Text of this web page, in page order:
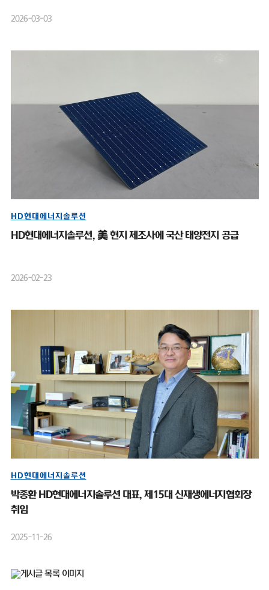
2026-03-03
HD현대에너지솔루션
HD현대에너지솔루션, 美 현지 제조사에 국산 태양전지 공급
2026-02-23
HD현대에너지솔루션
박종환 HD현대에너지솔루션 대표, 제15대 신재생에너지협회장
취임
2025-11-26